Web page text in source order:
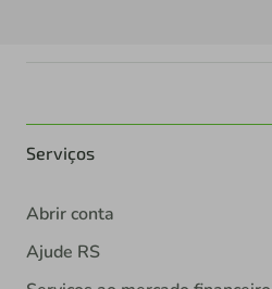
Serviços
Abrir conta
Ajude RS